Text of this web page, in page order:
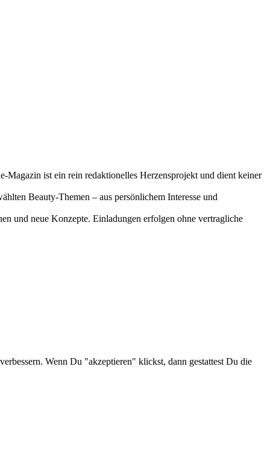
ist ein rein redaktionelles Herzensprojekt und dient keiner
Beauty-Themen – aus persönlichem Interesse und
und neue Konzepte. Einladungen erfolgen ohne vertragliche
Wenn Du "akzeptieren" klickst, dann gestattest Du die